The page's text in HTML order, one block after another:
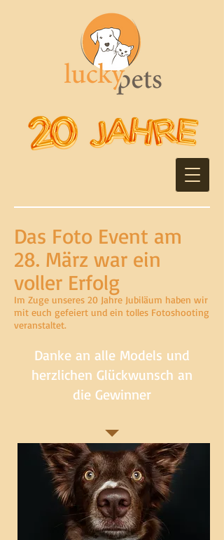
Das Foto Event am
28. März war ein
voller Erfolg
Im Zuge unseres 20 Jahre Jubiläum haben wir
mit euch gefeiert und ein tolles Fotoshooting
veranstaltet.
Danke an alle Models und
herzlichen Glückwunsch an
die Gewinner